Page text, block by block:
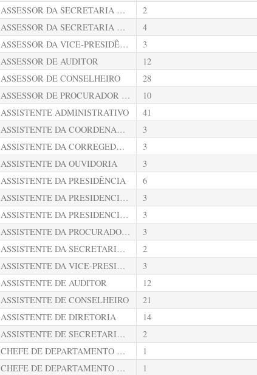
ASSESSOR DA SECRETARIA GERAL DE ADMINISTRAÇÃO
2
ASSESSOR DA SECRETARIA GERAL DE CONTROLE EXTERNO
4
ASSESSOR DA VICE-PRESIDÊNCIA
3
ASSESSOR DE AUDITOR
12
ASSESSOR DE CONSELHEIRO
28
ASSESSOR DE PROCURADOR DE CONTAS
10
ASSISTENTE ADMINISTRATIVO
41
ASSISTENTE DA COORDENADORIA-GERAL DA ESCOLA DE CONTAS PÚBLICAS
3
ASSISTENTE DA CORREGEDORIA GERAL
3
ASSISTENTE DA OUVIDORIA
3
ASSISTENTE DA PRESIDÊNCIA
6
ASSISTENTE DA PRESIDENCIA DA PRIMEIRA CÂMARA
3
ASSISTENTE DA PRESIDENCIA DA SEGUNDA CÂMARA
3
ASSISTENTE DA PROCURADORIA GERAL DE CONTAS
3
ASSISTENTE DA SECRETARIA GERAL DE ADMINISTRAÇÃO
2
ASSISTENTE DA VICE-PRESIDÊNCIA
3
ASSISTENTE DE AUDITOR
12
ASSISTENTE DE CONSELHEIRO
21
ASSISTENTE DE DIRETORIA
14
ASSISTENTE DE SECRETARIA GERAL DE CONTROLE EXTERNO
2
CHEFE DE DEPARTAMENTO DE PESQUISA, MEMÓRIA E DOCUMENTAÇÃO
1
CHEFE DE DEPARTAMENTO DE SEGURANÇA
1